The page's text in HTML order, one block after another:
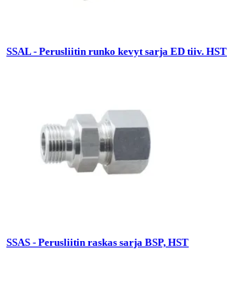
SSAL - Perusliitin runko kevyt sarja ED tiiv. HST
SSAS - Perusliitin raskas sarja BSP, HST